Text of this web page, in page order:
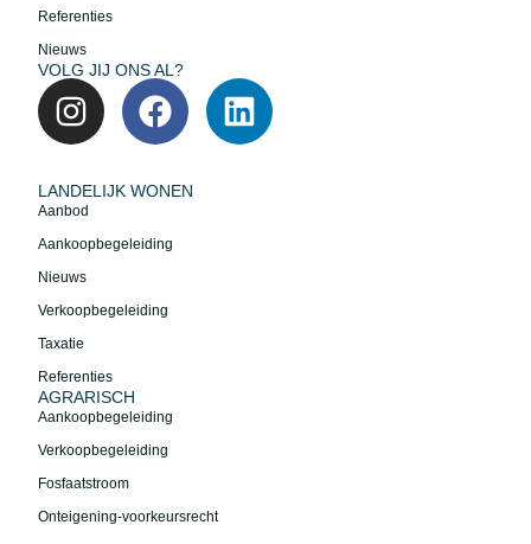
Referenties
Nieuws
VOLG JIJ ONS AL?
LANDELIJK WONEN
Aanbod
Aankoopbegeleiding
Nieuws
Verkoopbegeleiding
Taxatie
Referenties
AGRARISCH
Aankoopbegeleiding
Verkoopbegeleiding
Fosfaatstroom
Onteigening-voorkeursrecht